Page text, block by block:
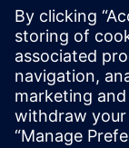
Process
налаштуванні
Він керує всіма
(планування,
Він
Докладніше